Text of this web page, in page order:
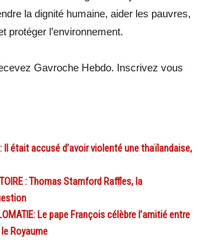
la dignité humaine, aider les pauvres,
protéger l’environnement.
Gavroche Hebdo. Inscrivez vous
: Il était accusé d’avoir violenté une thaïlandaise,
: Thomas Stamford Raffles, la
Le pape François célèbre l’amitié entre
Royaume